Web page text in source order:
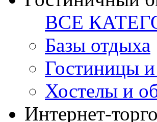
ВСЕ
Базы отдыха
Гостиницы
Хостелы и
Интернет-